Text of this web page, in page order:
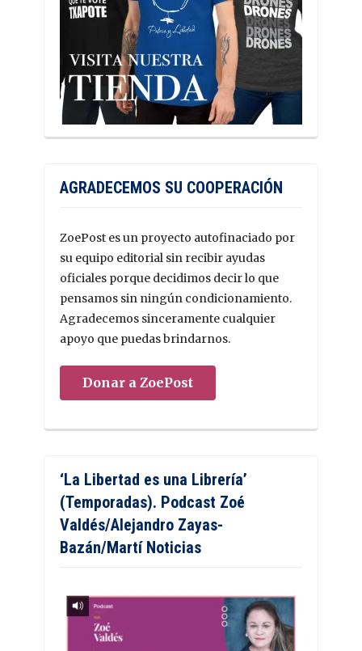
AGRADECEMOS SU COOPERACIÓN
ZoePost es un proyecto autofinaciado por
su equipo editorial sin recibir ayudas
oficiales porque decidimos decir lo que
pensamos sin ningún condicionamiento.
Agradecemos sinceramente cualquier
apoyo que puedas brindarnos.
Donar a ZoePost
‘La Libertad es una Librería’
(Temporadas). Podcast Zoé
Valdés/Alejandro Zayas-
Bazán/Martí Noticias